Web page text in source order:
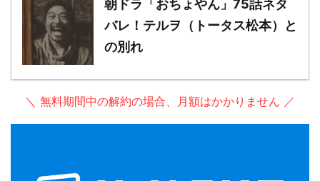
朝ドラ「おちょやん」75話ネタ
バレ！テルヲ（トータス松本）と
の別れ
＼ 無料期間中の解約の場合、月額はかかりません ／